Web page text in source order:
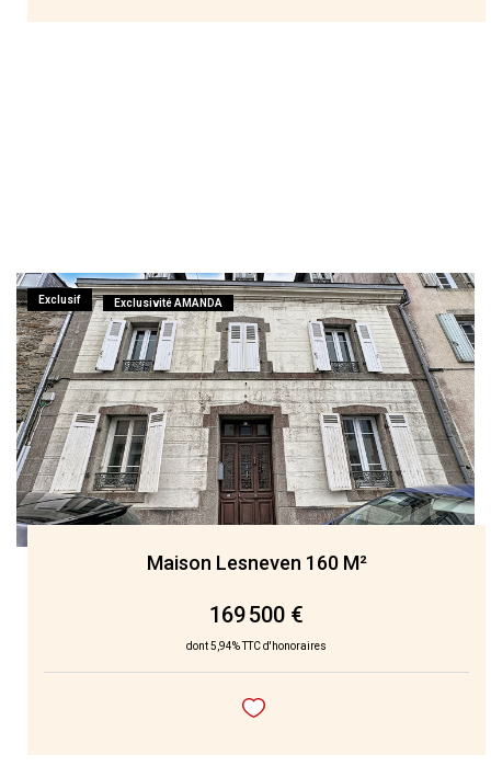
Exclusif Exclusivité AMANDA
Maison Lesneven 160 M²
169 500 €
dont 5,94% TTC d'honoraires